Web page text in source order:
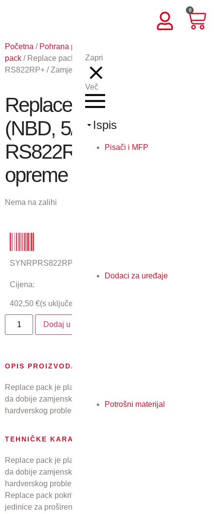
0
Zapri
Več
Ispis
Pisači i MFP
Dodaci za uređaje
Potrošni materijal
Početna / Pohrana podataka
pack / Replace pack: 5 godina (NBD, 5/13), za Synology
RS822RP+ / Zamjena opreme NBD
Replace pack: 5 godina
(NBD, 5/13), za Synology
RS822RP+ / Zamjena
opreme NBD
Nema na zalihi
SYNRPRS822RP+
Cijena:
402,50 €(s uključenim PDV-om)
Dodaj u košaricu
OPIS PROIZVODA
Replace pack je plaćena usluga koja omogućuje korisniku
da dobije zamjenski Synology NAS uređaj u slučaju
hardverskog problema.
TEHNIČKE KARAKTERISTIKE
Replace pack je plaćena usluga koja omogućuje korisniku
da dobije zamjenski Synology NAS uređaj u slučaju
hardverskog problema.
Replace pack pokriva cijeli Synology uređaj – uključujući
jedinice za proširenje i memorijske module, ali ne uključuje